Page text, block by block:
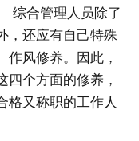
综合管理人员除了
，还应有自己特殊
作风修养。因此，
四个方面的修养，
格又称职的工作人